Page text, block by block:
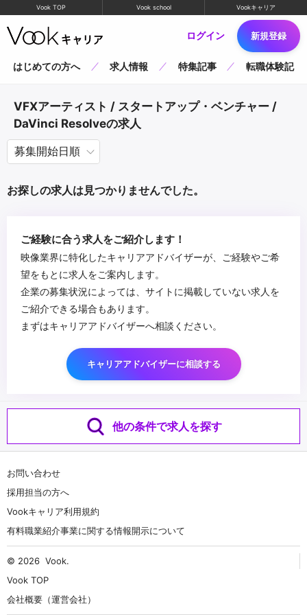
Vook TOP Vook school Vookキャリア
ログイン 新規登録
はじめての方へ 求人情報 特集記事 転職体験記
VFXアーティスト / スタートアップ・ベンチャー /
DaVinci Resolveの求人
お探しの求人は見つかりませんでした。
ご経験に合う求人をご紹介します！
映像業界に特化したキャリアアドバイザーが、ご経験やご希
望をもとに求人をご案内します。
企業の募集状況によっては、サイトに掲載していない求人を
ご紹介できる場合もあります。
まずはキャリアアドバイザーへ相談ください。
キャリアアドバイザーに相談する
他の条件で求人を探す
お問い合わせ
採用担当の方へ
Vookキャリア利用規約
有料職業紹介事業に関する情報開示について
© 2026 Vook.
Vook TOP
会社概要（運営会社）